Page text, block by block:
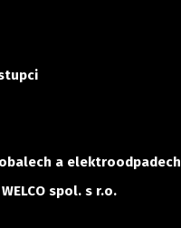
a elektroodpadech
spol. s r.o.